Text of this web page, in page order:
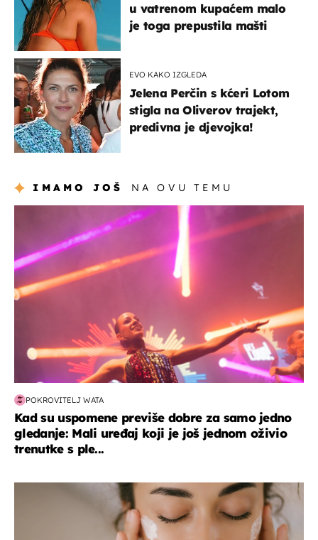
u vatrenom kupaćem malo
je toga prepustila mašti
EVO KAKO IZGLEDA
Jelena Perčin s kćeri Lotom
stigla na Oliverov trajekt,
predivna je djevojka!
IMAMO JOŠ NA OVU TEMU
POKROVITELJ WATA
Kad su uspomene previše dobre za samo jedno
gledanje: Mali uređaj koji je još jednom oživio
trenutke s ple...
moda & ljepota